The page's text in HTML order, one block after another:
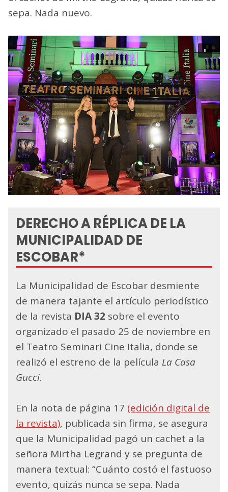
sepa. Nada nuevo.
DERECHO A RÉPLICA DE LA
MUNICIPALIDAD DE
ESCOBAR*
La Municipalidad de Escobar desmiente
de manera tajante el artículo periodístico
de la revista DIA 32 sobre el evento
organizado el pasado 25 de noviembre en
el Teatro Seminari Cine Italia, donde se
realizó el estreno de la película La Casa
Gucci.
En la nota de página 17 (edición digital de
la revista), publicada sin firma, se asegura
que la Municipalidad pagó un cachet a la
señora Mirtha Legrand y se pregunta de
manera textual: “Cuánto costó el fastuoso
evento, quizás nunca se sepa. Nada